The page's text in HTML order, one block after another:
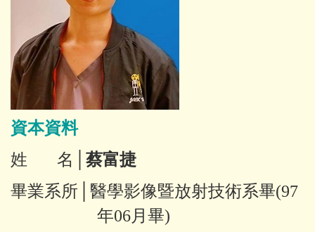
資本資料
姓 名│ 蔡富捷
畢業系所│醫學影像暨放射技術系畢(97
年06月畢)